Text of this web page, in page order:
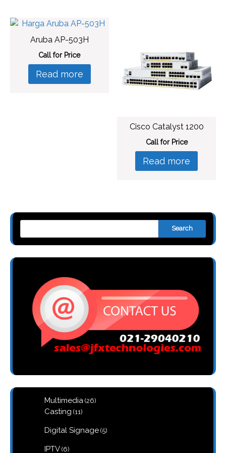
Aruba AP-503H
Call for Price
Read more
Cisco Catalyst 1200
Call for Price
Read more
Search
Multimedia 2626
Casting 1111
Digital Signage 55
IPTV 66